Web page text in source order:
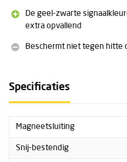
De geel-zwarte
extra opvallend
Beschermt niet tegen hitte
Specificaties
Magneetsluiting
Snij-bestendig